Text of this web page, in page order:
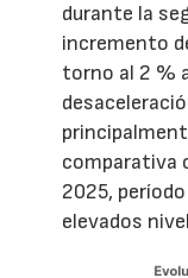
durante la
incremento
torno al 2 %
comparativa
2025,
elevados